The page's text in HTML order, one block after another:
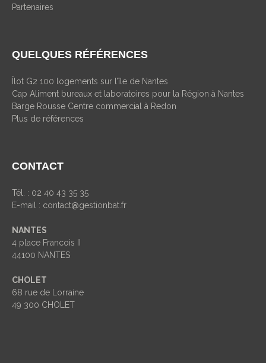
Partenaires
QUELQUES RÉFÉRENCES
Îlot G2 100 logements sur l’île de Nantes
Cap Aliment bureaux et laboratoires pour la Région à Nantes
Barge Rousse Centre commercial à Redon
Plus de références
CONTACT
Tél. : 02 40 43 35 35
E-mail : contact@gestionbat.fr
NANTES
4 place Francois II
44100 NANTES
CHOLET
68 rue de Lorraine
49 300 CHOLET